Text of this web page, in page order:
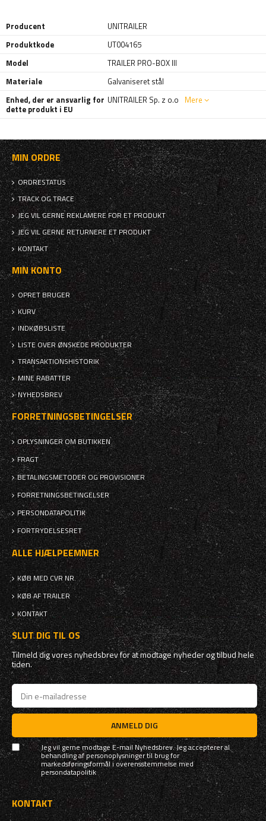
Producent
UNITRAILER
Produktkode
UT004165
Model
TRAILER PRO-BOX III
Materiale
Galvaniseret stål
Enhed, der er ansvarlig for
dette produkt i EU
UNITRAILER Sp. z o.o Mere
MIN ORDRE
ORDRESTATUS
TRACK OG TRACE
JEG VIL GERNE REKLAMERE FOR ET PRODUKT
JEG VIL GERNE RETURNERE ET PRODUKT
KONTAKT
MIN KONTO
OPRET BRUGER
KURV
INDKØBSLISTE
LISTE OVER ØNSKEDE PRODUKTER
TRANSAKTIONSHISTORIK
MINE RABATTER
NYHEDSBREV
FORRETNINGSBETINGELSER
OPLYSNINGER OM BUTIKKEN
FRAGT
BETALINGSMETODER OG PROVISIONER
FORRETNINGSBETINGELSER
PERSONDATAPOLITIK
FORTRYDELSESRET
ALLE HJÆLPEEMNER
KØB MED CVR NR.
KØB AF TRAILER
KONTAKT
SLUT DIG TIL OS
Tilmeld dig vores nyhedsbrev for at modtage nyheder og tilbud hele
tiden.
ANMELD DIG
Jeg vil gerne modtage E-mail Nyhedsbrev. Jeg accepterer al
behandling af personoplysninger til brug for
markedsføringsformål i overensstemmelse med
persondatapolitik
KONTAKT